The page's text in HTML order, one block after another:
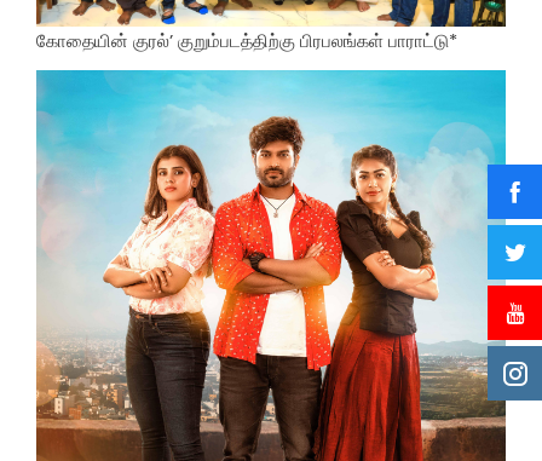
கோதையின் குரல்’ குறும்படத்திற்கு பிரபலங்கள் பாராட்டு*